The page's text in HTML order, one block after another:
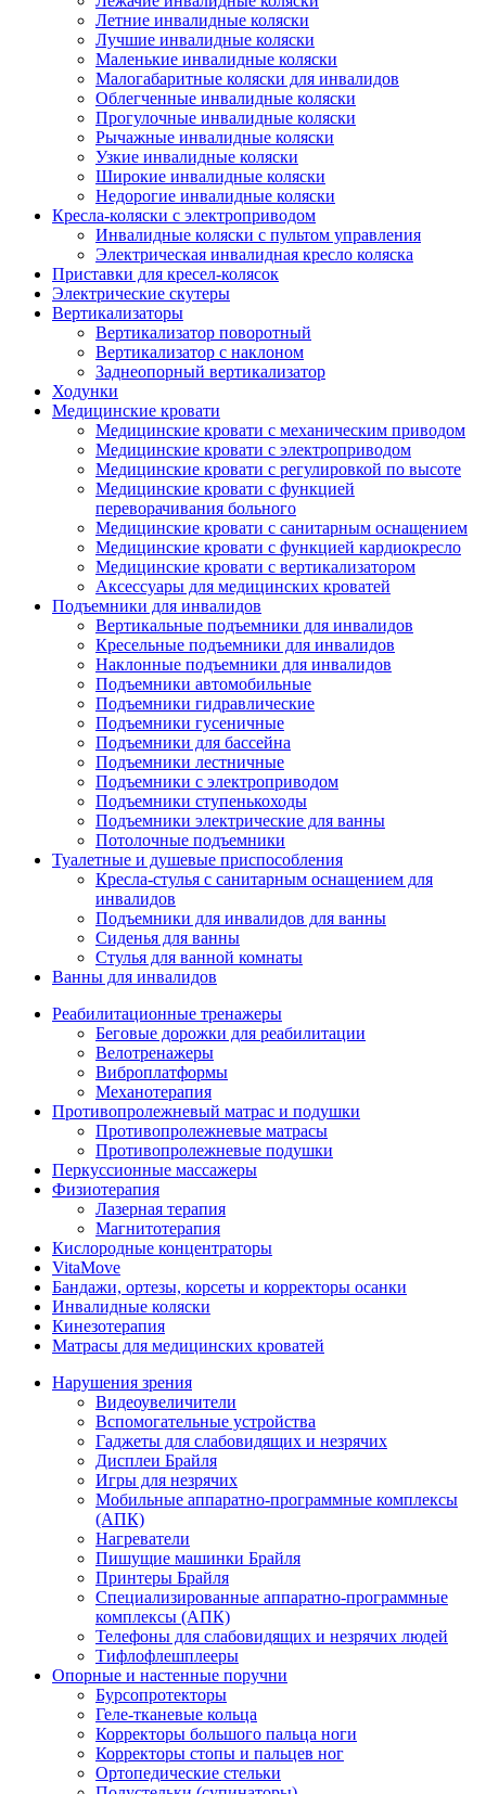
Летние инвалидные коляски
Лучшие инвалидные коляски
Маленькие инвалидные коляски
Малогабаритные коляски для инвалидов
Облегченные инвалидные коляски
Прогулочные инвалидные коляски
Рычажные инвалидные коляски
Узкие инвалидные коляски
Широкие инвалидные коляски
Недорогие инвалидные коляски
Кресла-коляски с электроприводом
Инвалидные коляски с пультом управления
Электрическая инвалидная кресло коляска
Приставки для кресел-колясок
Электрические скутеры
Вертикализаторы
Вертикализатор поворотный
Вертикализатор с наклоном
Заднеопорный вертикализатор
Ходунки
Медицинские кровати
Медицинские кровати с механическим приводом
Медицинские кровати с электроприводом
Медицинские кровати с регулировкой по высоте
Медицинские кровати с функцией
переворачивания больного
Медицинские кровати с санитарным оснащением
Медицинские кровати с функцией кардиокресло
Медицинские кровати с вертикализатором
Аксессуары для медицинских кроватей
Подъемники для инвалидов
Вертикальные подъемники для инвалидов
Кресельные подъемники для инвалидов
Наклонные подъемники для инвалидов
Подъемники автомобильные
Подъемники гидравлические
Подъемники гусеничные
Подъемники для бассейна
Подъемники лестничные
Подъемники с электроприводом
Подъемники ступенькоходы
Подъемники электрические для ванны
Потолочные подъемники
Туалетные и душевые приспособления
Кресла-стулья с санитарным оснащением для
инвалидов
Подъемники для инвалидов для ванны
Сиденья для ванны
Стулья для ванной комнаты
Ванны для инвалидов
Реабилитационные тренажеры
Беговые дорожки для реабилитации
Велотренажеры
Виброплатформы
Механотерапия
Противопролежневый матрас и подушки
Противопролежневые матрасы
Противопролежневые подушки
Перкуссионные массажеры
Физиотерапия
Лазерная терапия
Магнитотерапия
Кислородные концентраторы
VitaMove
Бандажи, ортезы, корсеты и корректоры осанки
Инвалидные коляски
Кинезотерапия
Матрасы для медицинских кроватей
Нарушения зрения
Видеоувеличители
Вспомогательные устройства
Гаджеты для слабовидящих и незрячих
Дисплеи Брайля
Игры для незрячих
Мобильные аппаратно-программные комплексы
(АПК)
Нагреватели
Пишущие машинки Брайля
Принтеры Брайля
Специализированные аппаратно-программные
комплексы (АПК)
Телефоны для слабовидящих и незрячих людей
Тифлофлешплееры
Опорные и настенные поручни
Бурсопротекторы
Геле-тканевые кольца
Корректоры большого пальца ноги
Корректоры стопы и пальцев ног
Ортопедические стельки